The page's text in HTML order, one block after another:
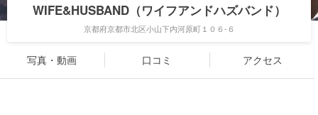
WIFE&HUSBAND（ワイフアンドハズバンド）
京都府京都市北区小山下内河原町１０６-６
写真・動画 口コミ アクセス